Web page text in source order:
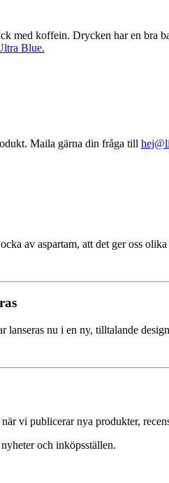
med koffein. Drycken har en bra
Blue.
Maila gärna din fråga till
av aspartam, att det ger oss
lanseras nu i en ny, tilltalande
vi publicerar nya produkter,
och inköpsställen.